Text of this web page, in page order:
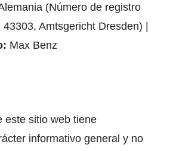
(Número de registro
Amtsgericht Dresden) |
Max Benz
este sitio web tiene
informativo general y no